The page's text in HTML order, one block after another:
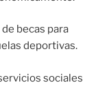
becas para
deportivas.
sociales